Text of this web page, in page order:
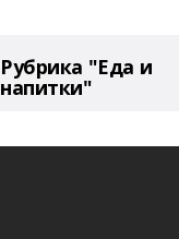
Рубрика "Еда и
напитки"